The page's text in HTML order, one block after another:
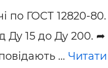
по ГОСТ 12820-80.
Ду 15 до Ду 200. ➦
… Читати